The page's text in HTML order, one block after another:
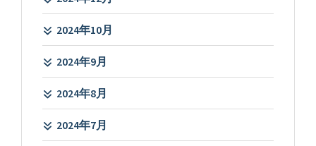
2024年10月
2024年9月
2024年8月
2024年7月